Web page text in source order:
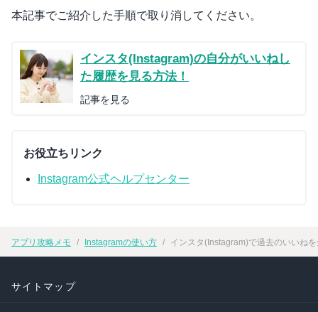
本記事でご紹介した手順で取り消してください。
インスタ(Instagram)の自分がいいねし
た履歴を見る方法！
記事を見る
お役立ちリンク
Instagram公式ヘルプセンター
アプリ攻略メモ Instagramの使い方 インスタ(Instagram)で過去のいいね
サイトマップ